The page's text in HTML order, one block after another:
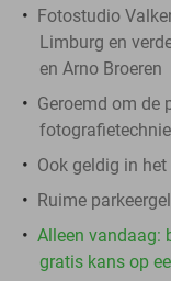
Fotostudio
Limburg en
en Arno Broeren
Geroemd om de
Ook geldig in het
Ruime
Alleen vandaag:
gratis kans op